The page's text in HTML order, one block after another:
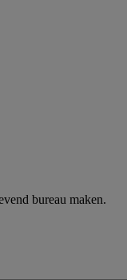
bureau maken.